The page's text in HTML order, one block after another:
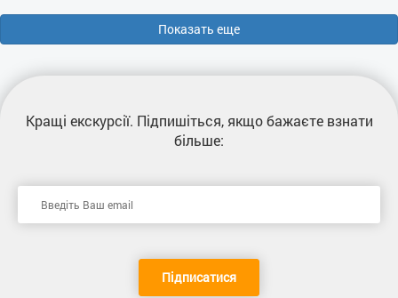
Показать еще
Кращі екскурсії. Підпишіться, якщо бажаєте взнати
більше:
Підписатися